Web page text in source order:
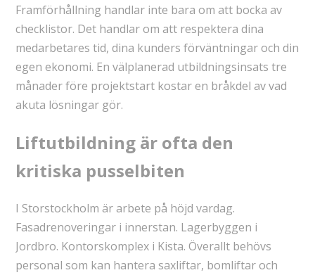
Framförhållning handlar inte bara om att bocka av
checklistor. Det handlar om att respektera dina
medarbetares tid, dina kunders förväntningar och din
egen ekonomi. En välplanerad utbildningsinsats tre
månader före projektstart kostar en bråkdel av vad
akuta lösningar gör.
Liftutbildning är ofta den
kritiska pusselbiten
I Storstockholm är arbete på höjd vardag.
Fasadrenoveringar i innerstan. Lagerbyggen i
Jordbro. Kontorskomplex i Kista. Överallt behövs
personal som kan hantera saxliftar, bomliftar och